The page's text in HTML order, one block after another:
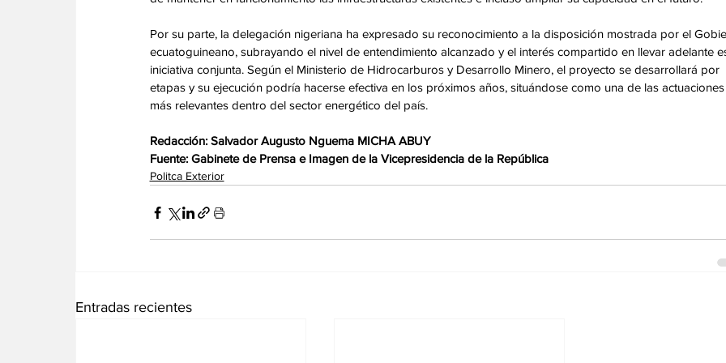
Por su parte, la delegación nigeriana ha expresado su reconocimiento a la disposición mostrada por el
ecuatoguineano, subrayando el nivel de entendimiento alcanzado y el interés compartido en llevar adelante
iniciativa conjunta. Según el Ministerio de Hidrocarburos y Desarrollo Minero, el proyecto se desarrollará por
etapas y su ejecución podría hacerse efectiva en los próximos años, situándose como una de las actuaciones
más relevantes dentro del sector energético del país.
Redacción: Salvador Augusto Nguema MICHA ABUY
Fuente: Gabinete de Prensa e Imagen de la Vicepresidencia de la República
Politca Exterior
Entradas recientes